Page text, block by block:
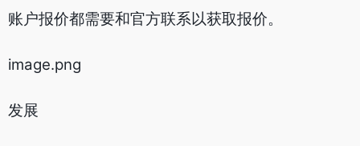
账户报价都需要和官方联系以获取报价。
image.png
发展